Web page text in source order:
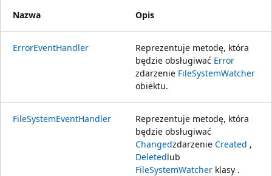
Nazwa Opis
ErrorEventHandler
Reprezentuje metodę, która
będzie obsługiwać Error
zdarzenie FileSystemWatcher
obiektu.
FileSystemEventHandler
Reprezentuje metodę, która
będzie obsługiwać
Changedzdarzenie Created ,
Deletedlub
FileSystemWatcher klasy .